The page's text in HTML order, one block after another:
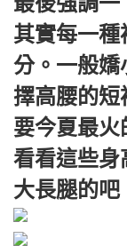
其實每一種
分。一般嬌
擇高腰的短
要今夏最火
看看這些身
大長腿的吧